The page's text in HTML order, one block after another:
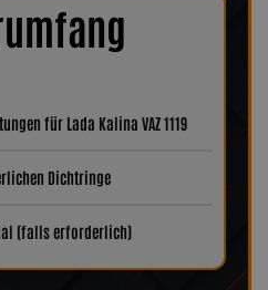
für Lada Kalina VAZ 1119
Dichtringe
(falls erforderlich)